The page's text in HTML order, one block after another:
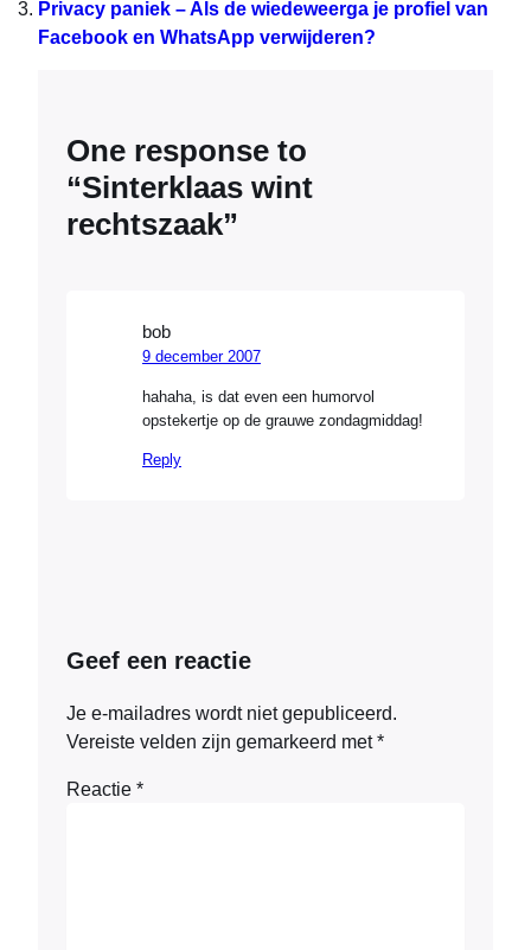
Privacy paniek – Als de wiedeweerga je profiel van
Facebook en WhatsApp verwijderen?
One response to
“Sinterklaas wint
rechtszaak”
bob
9 december 2007
hahaha, is dat even een humorvol
opstekertje op de grauwe zondagmiddag!
Reply
Geef een reactie
Je e-mailadres wordt niet gepubliceerd.
Vereiste velden zijn gemarkeerd met*
Reactie *